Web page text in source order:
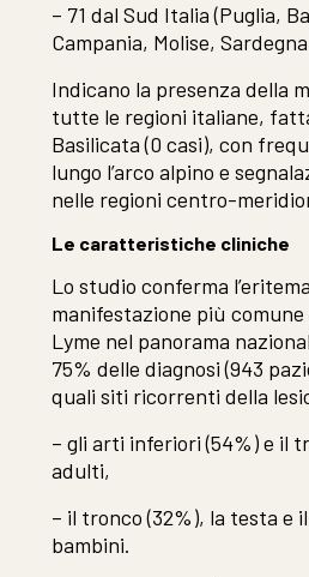
– 71 dal Sud Italia (Puglia,
Campania, Molise,
Indicano la presenza della
tutte le regioni italiane,
Basilicata (0 casi), con
lungo l’arco alpino e
nelle regioni centro-
Le caratteristiche cliniche
Lo studio conferma
manifestazione più
Lyme nel panorama
75% delle diagnosi (943
quali siti ricorrenti della
– gli arti inferiori (54%) e il
adulti,
– il tronco (32%), la testa e
bambini.